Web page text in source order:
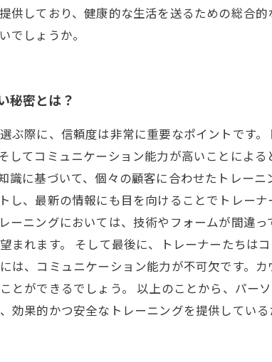
供しており、健康的な生活を送るための総合
でしょうか。
秘密とは？
ぶ際に、信頼度は非常に重要なポイントです
してコミュニケーション能力が高いことによ
識に基づいて、個々の顧客に合わせたトレー
し、最新の情報にも目を向けることでトレー
ーニングにおいては、技術やフォームが間違
まれます。 そして最後に、トレーナーたちは
は、コミュニケーション能力が不可欠です。
とができるでしょう。 以上のことから、パー
効果的かつ安全なトレーニングを提供している